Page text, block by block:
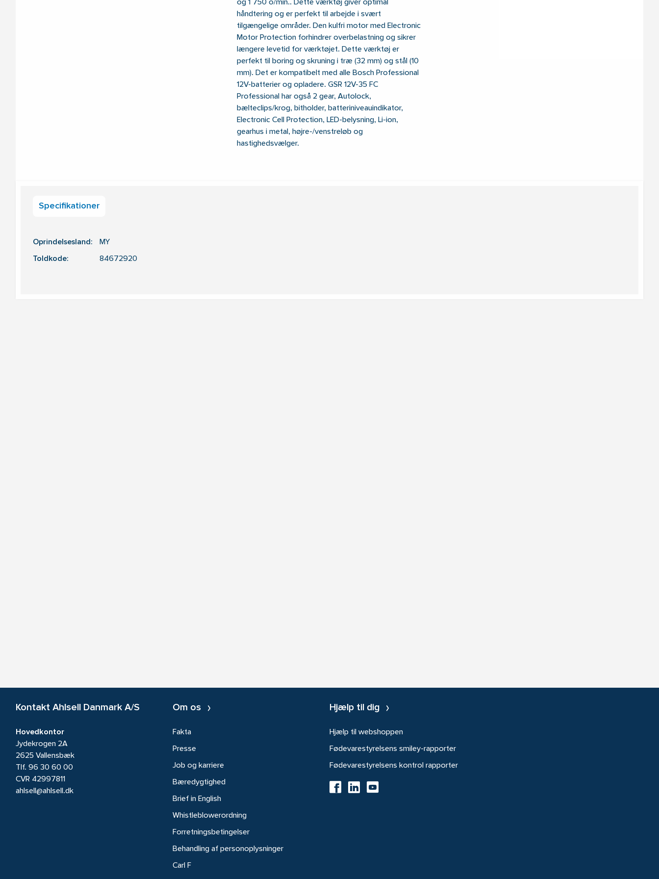
og 1 750 o/min.. Dette værktøj giver optimal
håndtering og er perfekt til arbejde i svært
tilgængelige områder. Den kulfri motor med Electronic
Motor Protection forhindrer overbelastning og sikrer
længere levetid for værktøjet. Dette værktøj er
perfekt til boring og skruning i træ (32 mm) og stål (10
mm). Det er kompatibelt med alle Bosch Professional
12V-batterier og opladere. GSR 12V-35 FC
Professional har også 2 gear, Autolock,
bælteclips/krog, bitholder, batteriniveauindikator,
Electronic Cell Protection, LED-belysning, Li-ion,
gearhus i metal, højre-/venstreløb og
hastighedsvælger.
Specifikationer
Oprindelsesland: MY
Toldkode: 84672920
Kontakt Ahlsell Danmark A/S
Hovedkontor
Jydekrogen 2A
2625 Vallensbæk
Tlf. 96 30 60 00
CVR 42997811
ahlsell@ahlsell.dk
Om os
Fakta
Presse
Job og karriere
Bæredygtighed
Brief in English
Whistleblowerordning
Forretningsbetingelser
Behandling af personoplysninger
Carl F
Hjælp til dig
Hjælp til webshoppen
Fødevarestyrelsens smiley-rapporter
Fødevarestyrelsens kontrol rapporter